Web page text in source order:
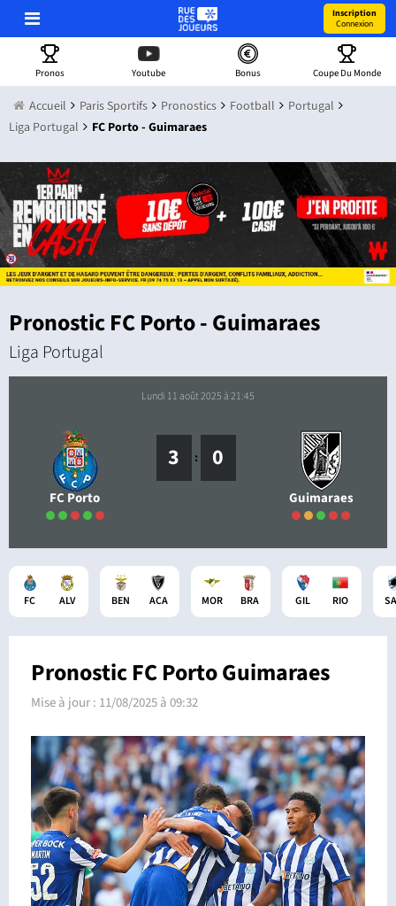
Inscription
Connexion
Pronos Youtube Bonus Coupe Du Monde
Accueil Paris Sportifs Pronostics Football
Portugal
Liga Portugal
FC Porto - Guimaraes
Pronostic FC Porto - Guimaraes
Liga Portugal
FC Porto
3 : 0
lundi 11 août 2025 à 21:45
Guimaraes
FC ALV BEN ACA MOR BRA GIL RIO
Pronostic FC Porto Guimaraes
Mise à jour : 11/08/2025 à 09:32